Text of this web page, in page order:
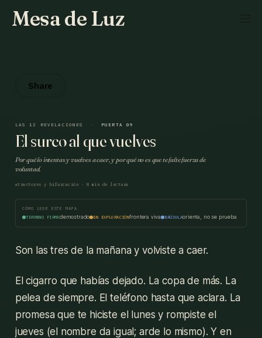
Mesa de Luz
Share
LAS 12 REVELACIONES · PUERTA 09
El surco al que vuelves
Por qué lo intentas y vuelves a caer, y por qué no es que te falte fuerza de
voluntad.
atractores y bifurcación · 8 min de lectura
CÓMO LEER ESTE MAPA
TERRENO FIRMEdemostrado EN EXPLORACIÓNfrontera viva BRÚJULAorienta, no se prueba
Son las tres de la mañana y volviste a caer.
El cigarro que habías dejado. La copa de más. La
pelea de siempre. El teléfono hasta que aclara. La
promesa que te hiciste el lunes y rompiste el
jueves (el nombre da igual; arde lo mismo). Y en